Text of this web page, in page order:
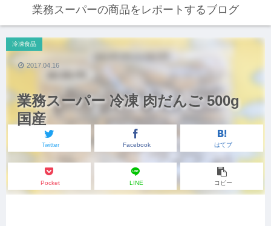
業務スーパーの商品をレポートするブログ
業務スーパー 冷凍 肉だんご 500g
国産
冷凍食品
Twitter Facebook はてブ
Pocket LINE コピー
2017.04.16